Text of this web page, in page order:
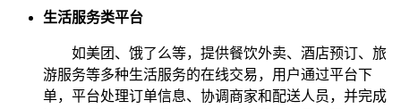
生活服务类平台
如美团、饿了么等，提供餐饮外卖、酒店预订、旅
游服务等多种生活服务的在线交易，用户通过平台下
单，平台处理订单信息、协调商家和配送人员，并完成